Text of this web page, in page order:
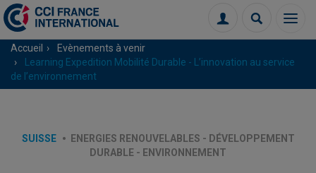
Menu
Connexion
Accueil
Evènements à venir
Learning Expedition Mobilité Durable - L’innovation au service
de l’environnement
SUISSE
ENERGIES RENOUVELABLES - DÉVELOPPEMENT
DURABLE - ENVIRONNEMENT